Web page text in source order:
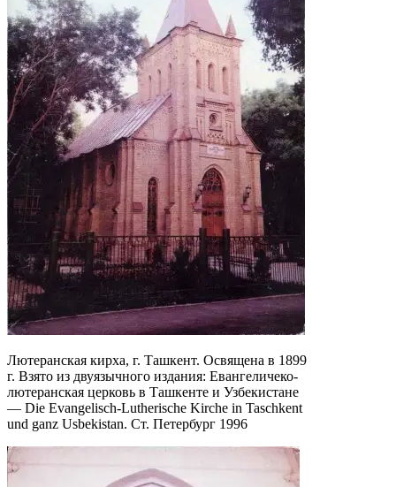
Лютеранская кирха, г. Ташкент. Освящена в 1899
г. Взято из двуязычного издания: Евангеличеко-
лютеранская церковь в Ташкенте и Узбекистане
— Die Evangelisch-Lutherische Kirche in Taschkent
und ganz Usbekistan. Ст. Петербург 1996